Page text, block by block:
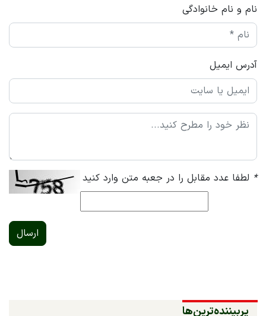
نام و نام خانوادگی
آدرس ایمیل
* لطفا عدد مقابل را در جعبه متن وارد کنید
ارسال
پربیننده‌ترین‌ها